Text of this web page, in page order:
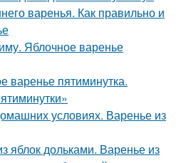
варенья. Как правильно и
Яблочное варенье
варенье пятиминутка.
условиях. Варенье из
яблок дольками. Варенье из